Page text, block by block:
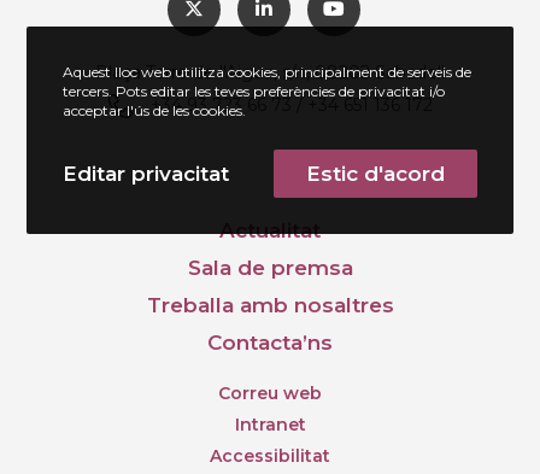
Plaça Torre de l'Aigua, s/n, 08202 Sabadell
+34 93 723 66 73 / +34 651 136 172
Actualitat
Sala de premsa
Treballa amb nosaltres
Contacta’ns
Correu web
Intranet
Accessibilitat
Aquest lloc web utilitza cookies, principalment de serveis de
tercers. Pots editar les teves preferències de privacitat i/o
acceptar l'ús de les cookies.
Editar privacitat Estic d'acord